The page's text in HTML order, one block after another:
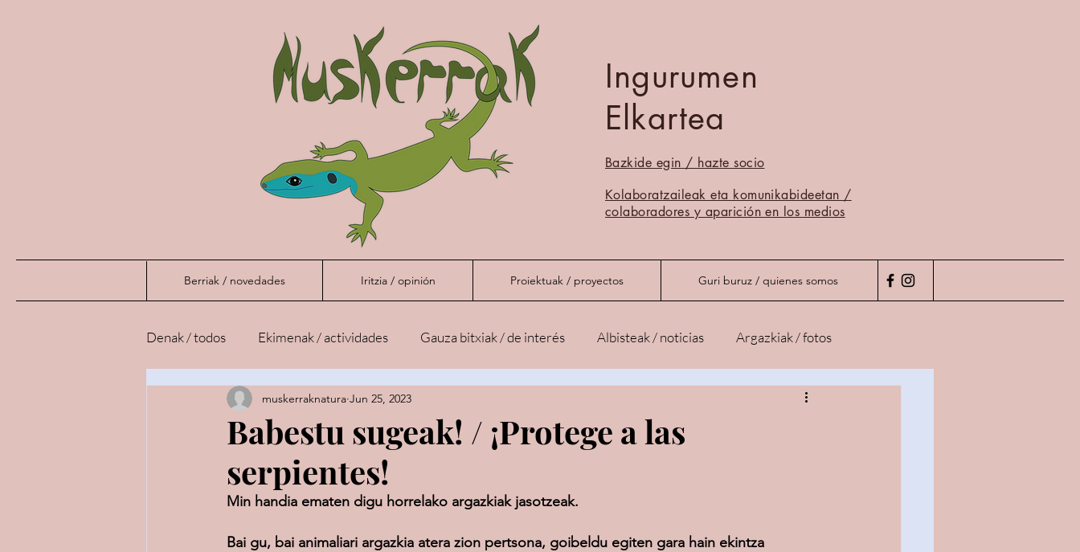
Ingurumen
Elkartea
Bazkide egin / hazte socio
Kolaboratzaileak eta komunikabideetan /
colaboradores y aparición en los medios
Berriak / novedades Iritzia / opinión Proiektuak / proyectos Guri buruz / quienes somos
Denak / todos Ekimenak / actividades Gauza bitxiak / de interés Albisteak / noticias Argazkiak / fotos
Espezie fitxak / fichas de especies
Babestu sugeak! / ¡Protege a las
serpientes!
muskerraknatura Jun 25, 2023
Min handia ematen digu horrelako argazkiak jasotzeak.
Bai gu, bai animaliari argazkia atera zion pertsona, goibeldu egiten gara hain ekintza